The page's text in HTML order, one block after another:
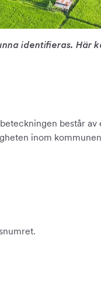
identifieras. Här
består av
inom